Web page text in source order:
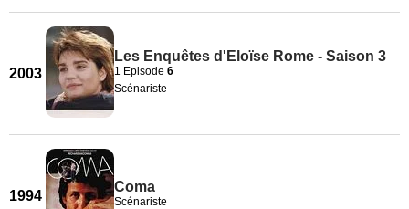
2003
Les Enquêtes d'Eloïse Rome - Saison 3
1 Episode 6
Scénariste
1994
Coma
Scénariste